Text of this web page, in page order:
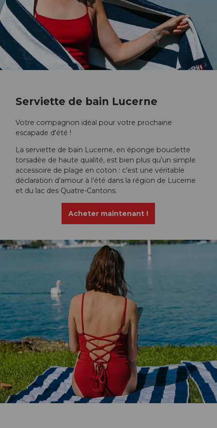
Serviette de bain Lucerne
Votre compagnon idéal pour votre prochaine
escapade d'été !
La serviette de bain Lucerne, en éponge bouclette
torsadée de haute qualité, est bien plus qu’un simple
accessoire de plage en coton : c’est une véritable
déclaration d’amour à l’été dans la région de Lucerne
et du lac des Quatre-Cantons.
Acheter maintenant !